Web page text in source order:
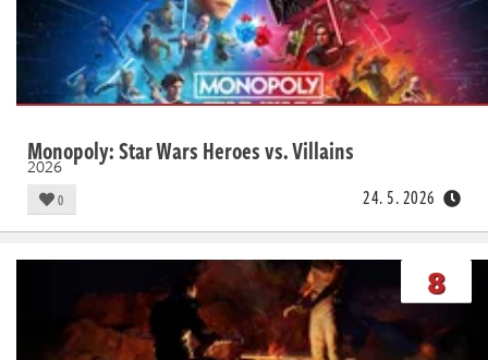
Monopoly: Star Wars Heroes vs. Villains
2026
0 24. 5. 2026
8